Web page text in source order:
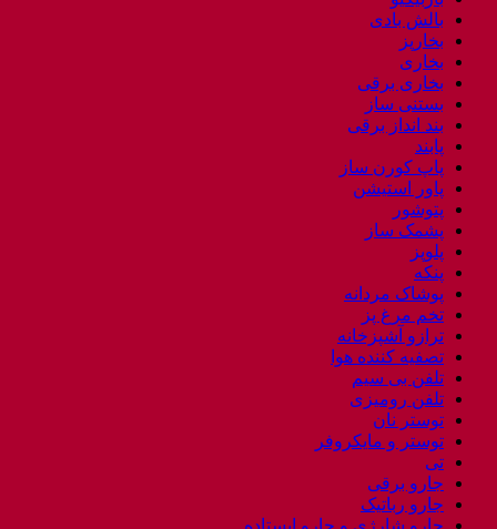
بالش بادی
بخارپز
بخاری
بخاری برقی
بستنی ساز
بند انداز برقی
پابند
پاپ کورن ساز
پاور استیشن
پتوشور
پشمک ساز
پلوپز
پنکه
پوشاک مردانه
تخم مرغ پز
ترازو آشپزخانه
تصفیه کننده هوا
تلفن بی سیم
تلفن رومیزی
توستر نان
توستر و مایکروفر
تی
جارو برقی
جارو رباتیک
جارو شارژی و جارو ایستاده